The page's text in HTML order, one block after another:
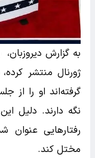
به گزارش
ژورنال منتشر
گرفته‌اند او را از
نگه دارند. دلیل
رفتارهایی عنوان
مختل کند.